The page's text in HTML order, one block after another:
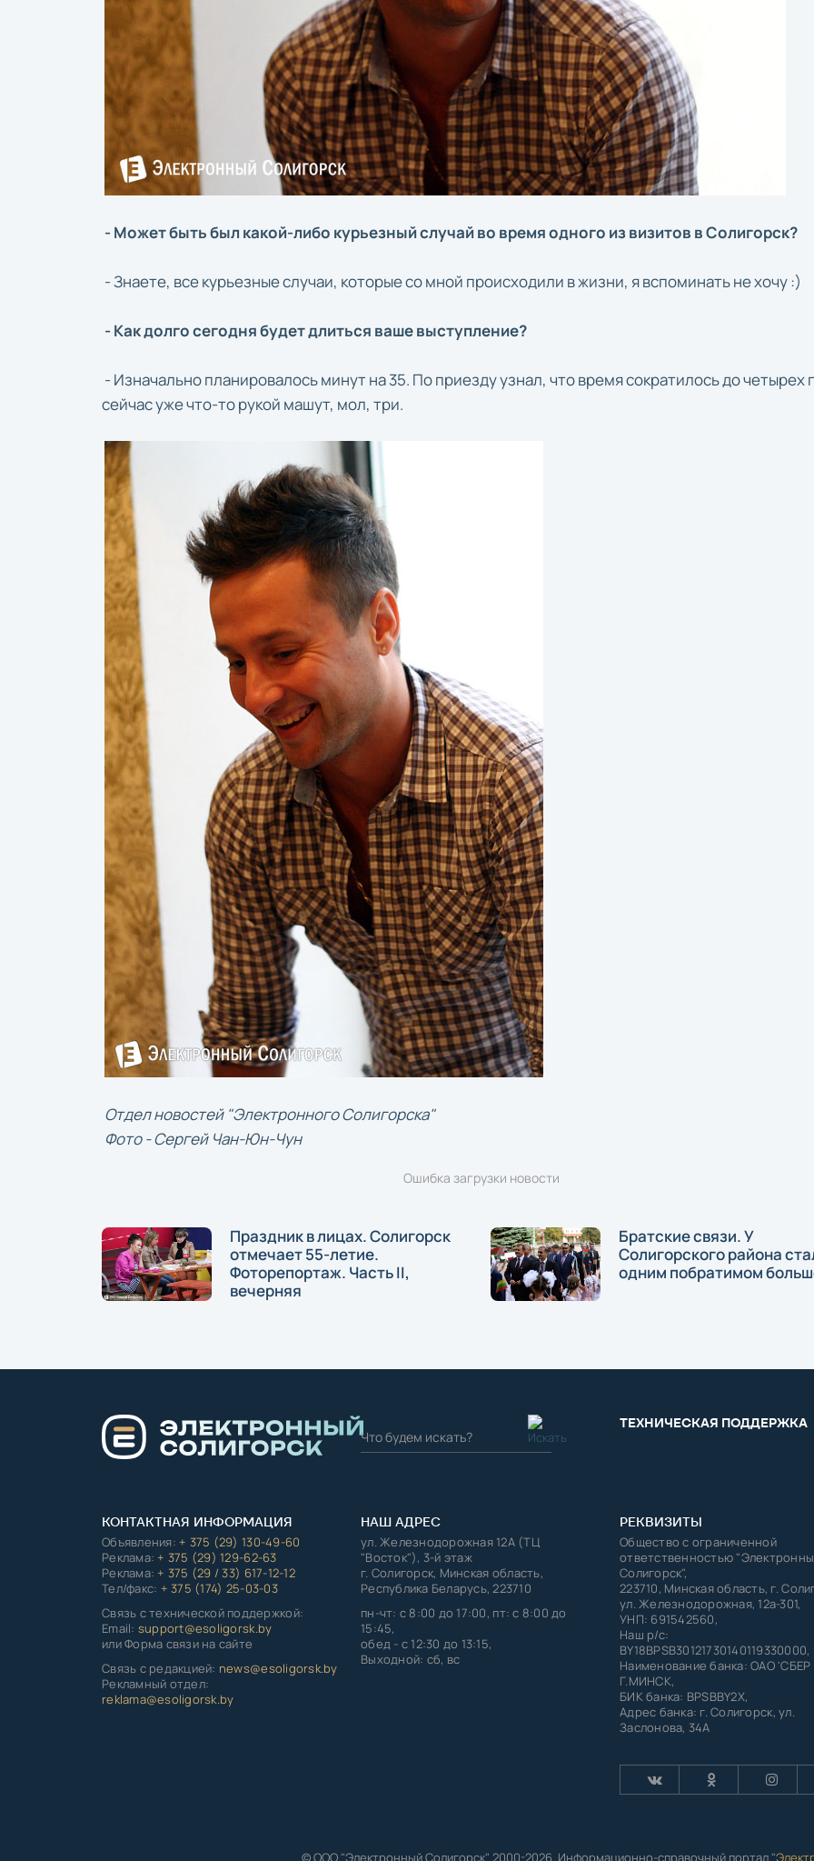
- Может быть был какой-либо курьезный случай во время одного из визитов в Солигорск?
- Знаете, все курьезные случаи, которые со мной происходили в жизни, я вспоминать не хочу :)
- Как долго сегодня будет длиться ваше выступление?
- Изначально планировалось минут на 35. По приезду узнал, что время сократилось до четырех
сейчас уже что-то рукой машут, мол, три.
Отдел новостей "Электронного Солигорска"
Фото - Сергей Чан-Юн-Чун
Ошибка загрузки новости
Праздник в лицах. Солигорск
отмечает 55-летие.
Фоторепортаж. Часть II,
вечерняя
Братские связи. У
Солигорского района
одним побратимом
ТЕХНИЧЕСКАЯ ПОДДЕРЖКА
КОНТАКТНАЯ ИНФОРМАЦИЯ
Объявления:+ 375 (29) 130-49-60
Реклама:+ 375 (29) 129-62-63
Реклама:+ 375 (29 / 33) 617-12-12
Тел/факс: + 375 (174) 25-03-03
Связь с технической поддержкой:
Email: support@esoligorsk.by
или Форма связи на сайте
Связь с редакцией: news@esoligorsk.by
Рекламный отдел:
reklama@esoligorsk.by
НАШ АДРЕС
ул. Железнодорожная 12А (ТЦ
"Восток"), 3-й этаж
г. Солигорск, Минская область,
Республика Беларусь, 223710
пн-чт: с 8:00 до 17:00, пт: с 8:00 до
15:45,
обед - с 12:30 до 13:15,
Выходной: сб, вс
РЕКВИЗИТЫ
Общество с ограниченной
ответственностью
Солигорск",
223710, Минская область, г.
ул. Железнодорожная, 12а-301,
УНП: 691542560,
Наш р/с:
BY18BPSB30121730140119330000,
Наименование банка: ОАО
Г.МИНСК,
БИК банка: BPSBBY2X,
Адрес банка: г. Солигорск, ул.
Заслонова, 34А
© ООО "Электронный Солигорск" 2000-2026. Информационно-справочный портал "